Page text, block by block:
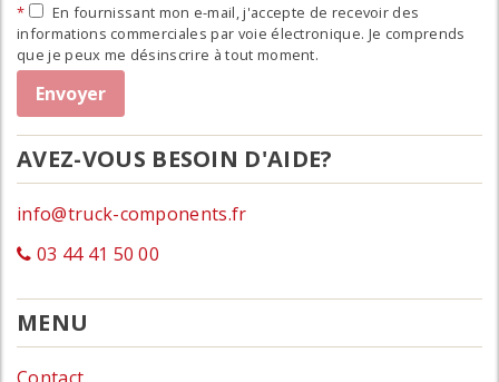
En fournissant mon e-mail, j'accepte de recevoir des
informations commerciales par voie électronique. Je comprends
que je peux me désinscrire à tout moment.
AVEZ-VOUS BESOIN D'AIDE?
info@truck-components.fr
03 44 41 50 00
MENU